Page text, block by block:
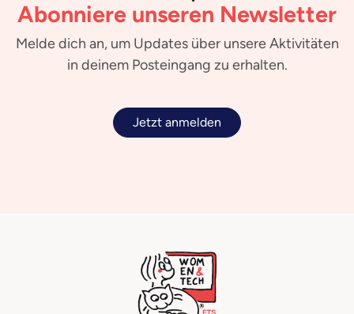
Abonniere unseren Newsletter
Melde dich an, um Updates über unsere Aktivitäten
in deinem Posteingang zu erhalten.
Jetzt anmelden